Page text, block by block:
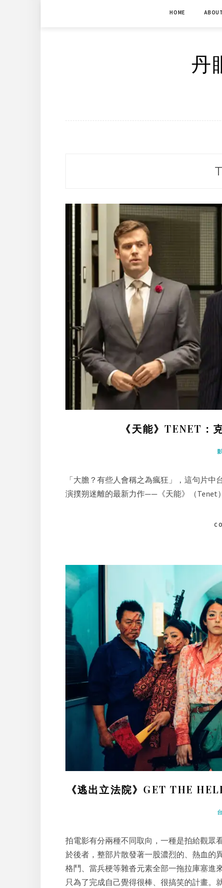
HOME
丹
《天能》TENET：
「大膽？有些人會稱之為瘋狂」，這句片
演撲朔迷離的最新力作——《天能》（Tenet
《逃出立法院》GET THE
拍電影有分兩種不同取向，一種是拍給觀眾
於後者，整部片散發著一股濃烈的、熱血的
格鬥、當兵梗等雜沓元素全部一拖拉庫塞進
只為了完成自己覺得很棒、很搞笑的計畫